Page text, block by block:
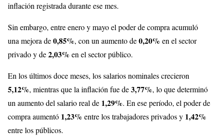
inflación registrada durante ese mes.
Sin embargo, entre enero y mayo el poder de compra acumuló
una mejora de0,85%, con un aumento de0,20% en el sector
privado y de2,03% en el sector público.
En los últimos doce meses, los salarios nominales crecieron
5,12%, mientras que la inflación fue de3,77%, lo que determinó
un aumento del salario real de 1,29%. En ese período, el poder de
compra aumentó 1,23% entre los trabajadores privados y 1,42%
entre los públicos.